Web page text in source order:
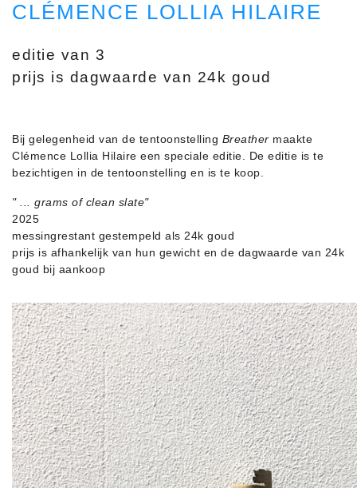
CLÉMENCE LOLLIA HILAIRE
editie van 3
prijs is dagwaarde van 24k goud
Bij gelegenheid van de tentoonstelling Breather maakte
Clémence Lollia Hilaire een speciale editie. De editie is te
bezichtigen in de tentoonstelling en is te koop.
" ... grams of clean slate"
2025
messingrestant gestempeld als 24k goud
prijs is afhankelijk van hun gewicht en de dagwaarde van 24k
goud bij aankoop